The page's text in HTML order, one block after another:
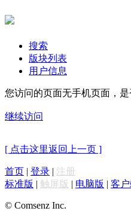
搜索
版块列表
用户信息
您访问的页面无手机页面，
继续访问
[ 点击这里返回上一页 ]
首页 | 登录 | 注册
标准版 | 触屏版 | 电脑版 | 客
© Comsenz Inc.